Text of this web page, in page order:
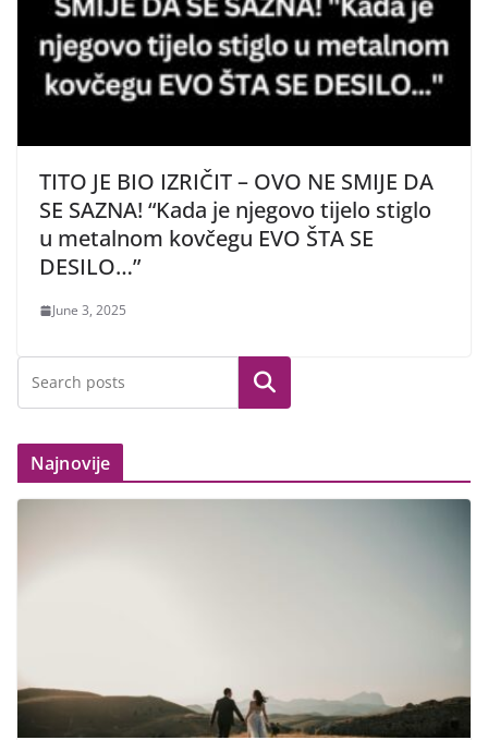
TITO JE BIO IZRIČIT – OVO NE SMIJE DA
SE SAZNA! “Kada je njegovo tijelo stiglo
u metalnom kovčegu EVO ŠTA SE
DESILO…”
June 3, 2025
Search
Najnovije